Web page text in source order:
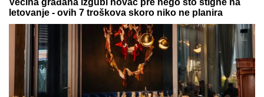
03. 08. 2026 13:23
Hibrid broj 1 koji osvaja Evropu, sada po specijalnoj
akcijskoj ceni od 19.990€ do 31.8.